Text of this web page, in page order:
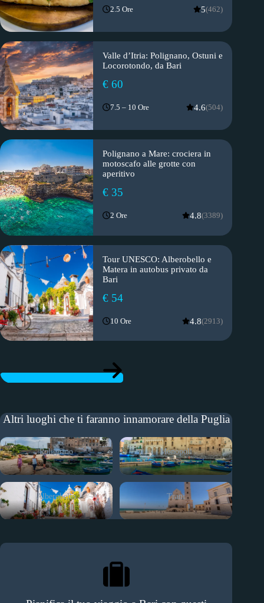
2.5 Ore 5(462)
Valle d’Itria: Polignano, Ostuni e
Locorotondo, da Bari
€ 60
7.5 – 10 Ore 4.6(504)
Polignano a Mare: crociera in
motoscafo alle grotte con
aperitivo
€ 35
2 Ore 4.8(3389)
Tour UNESCO: Alberobello e
Matera in autobus privato da
Bari
€ 54
10 Ore 4.8(2913)
ESCURSIONI DA BARI
Altri luoghi che ti faranno innamorare della Puglia
Polignano Monopoli
Alberobello Trani